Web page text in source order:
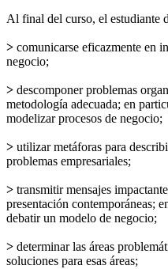
Al final del curso, el estudiante
> comunicarse eficazmente en
negocio;
> descomponer problemas
metodología adecuada; en
modelizar procesos de negocio;
> utilizar metáforas para
problemas empresariales;
> transmitir mensajes
presentación contemporáneas;
debatir un modelo de negocio;
> determinar las áreas
soluciones para esas áreas;